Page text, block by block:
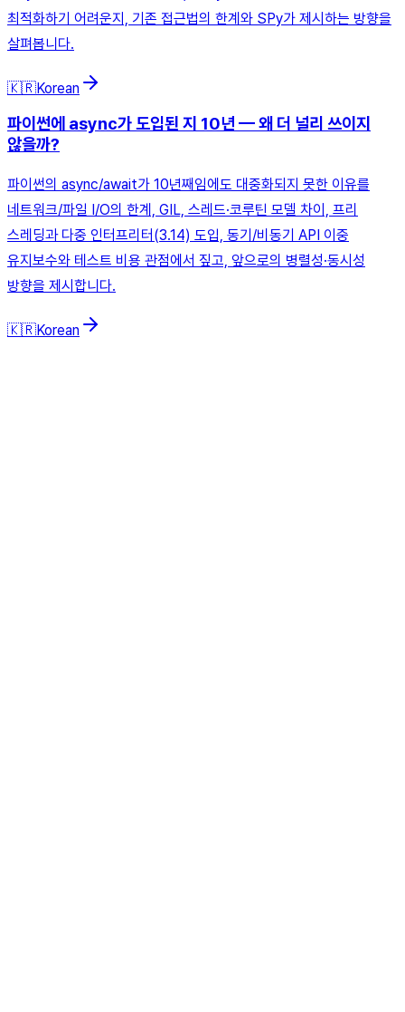
최적화하기 어려운지, 기존 접근법의 한계와 SPy가 제시하는 방향을
살펴봅니다.
🇰🇷Korean
파이썬에 async가 도입된 지 10년 — 왜 더 널리 쓰이지
않을까?
파이썬의 async/await가 10년째임에도 대중화되지 못한 이유를
네트워크/파일 I/O의 한계, GIL, 스레드·코루틴 모델 차이, 프리
스레딩과 다중 인터프리터(3.14) 도입, 동기/비동기 API 이중
유지보수와 테스트 비용 관점에서 짚고, 앞으로의 병렬성·동시성
방향을 제시합니다.
🇰🇷Korean